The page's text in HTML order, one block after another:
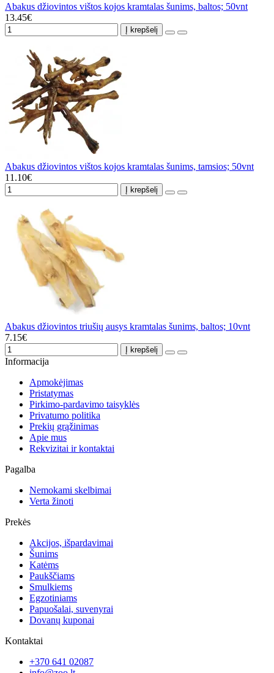
Abakus džiovintos vištos kojos kramtalas šunims, baltos; 50vnt
13.45€
Į krepšelį
Abakus džiovintos vištos kojos kramtalas šunims, tamsios; 50vnt
11.10€
Į krepšelį
Abakus džiovintos triušių ausys kramtalas šunims, baltos; 10vnt
7.15€
Į krepšelį
Informacija
Apmokėjimas
Pristatymas
Pirkimo-pardavimo taisyklės
Privatumo politika
Prekių grąžinimas
Apie mus
Rekvizitai ir kontaktai
Pagalba
Nemokami skelbimai
Verta žinoti
Prekės
Akcijos, išpardavimai
Šunims
Katėms
Paukščiams
Smulkiems
Egzotiniams
Papuošalai, suvenyrai
Dovanų kuponai
Kontaktai
+370 641 02087